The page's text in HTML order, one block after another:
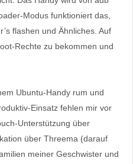
Modus funktioniert das,
flashen und Ähnliches. Auf
Rechte zu bekommen und
Ubuntu-Handy rum und
Einsatz fehlen mir vor
Unterstützung über
über Threema (darauf
meiner Geschwister und